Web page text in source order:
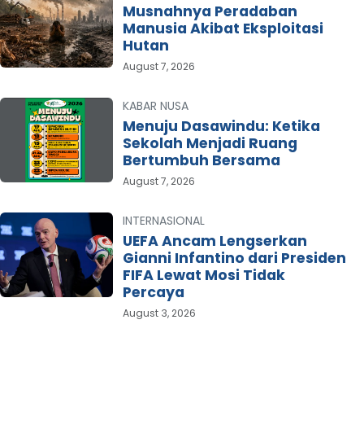
Musnahnya Peradaban
Manusia Akibat Eksploitasi
Hutan
August 7, 2026
KABAR NUSA
Menuju Dasawindu: Ketika
Sekolah Menjadi Ruang
Bertumbuh Bersama
August 7, 2026
INTERNASIONAL
UEFA Ancam Lengserkan
Gianni Infantino dari Presiden
FIFA Lewat Mosi Tidak
Percaya
August 3, 2026